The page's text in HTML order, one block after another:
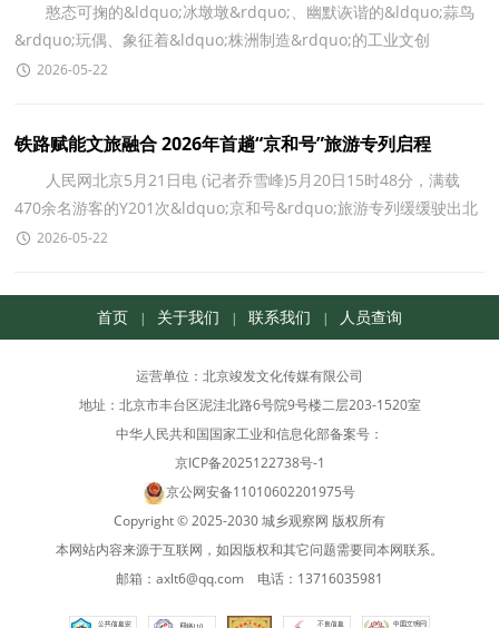
憨态可掬的&ldquo;冰墩墩&rdquo;、幽默诙谐的&ldquo;蒜鸟
&rdquo;玩偶、象征着&ldquo;株洲制造&rdquo;的工业文创
&hellip;&hellip;每一件城市礼物，都是一张亮丽的城市名片
2026-05-22
铁路赋能文旅融合 2026年首趟“京和号”旅游专列启程
人民网北京5月21日电 (记者乔雪峰)5月20日15时48分，满载
470余名游客的Y201次&ldquo;京和号&rdquo;旅游专列缓缓驶出北
京丰台站，正式开启为期19天的南北疆深度环游之旅。据
2026-05-22
首页 关于我们 联系我们 人员查询
运营单位：北京竣发文化传媒有限公司
地址：北京市丰台区泥洼北路6号院9号楼二层203-1520室
中华人民共和国国家工业和信息化部备案号：
京ICP备2025122738号-1
京公网安备11010602201975号
Copyright © 2025-2030 城乡观察网 版权所有
本网站内容来源于互联网，如因版权和其它问题需要同本网联系。
邮箱：axlt6@qq.com 电话：13716035981